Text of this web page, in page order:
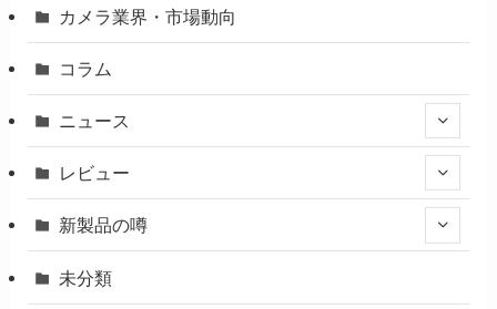
カメラ業界・市場動向
コラム
ニュース
レビュー
新製品の噂
未分類